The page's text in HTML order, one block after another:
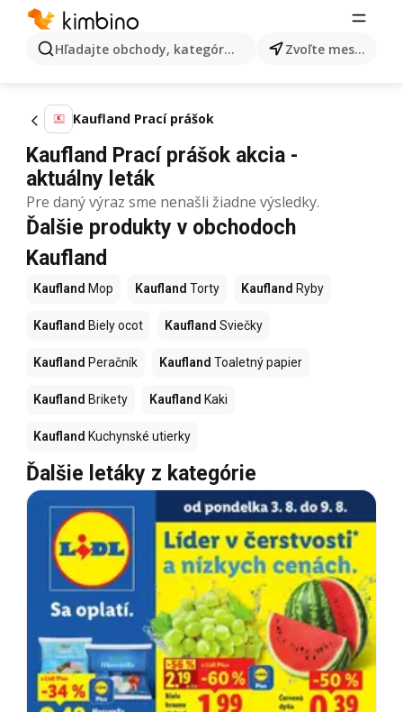
Hľadajte obchody, kategórie, produkty... Zvoľte mesto
Kaufland Prací prášok
Kaufland Prací prášok akcia -
aktuálny leták
Pre daný výraz sme nenašli žiadne výsledky.
Ďalšie produkty v obchodoch
Kaufland
Kaufland Mop Kaufland Torty Kaufland Ryby
Kaufland Biely ocot Kaufland Sviečky
Kaufland Peračník Kaufland Toaletný papier
Kaufland Brikety Kaufland Kaki
Kaufland Kuchynské utierky
Ďalšie letáky z kategórie